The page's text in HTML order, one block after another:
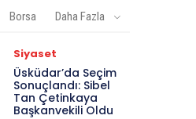
Borsa Daha Fazla
Siyaset
Üsküdar’da Seçim
Sonuçlandı: Sibel
Tan Çetinkaya
Başkanvekili Oldu